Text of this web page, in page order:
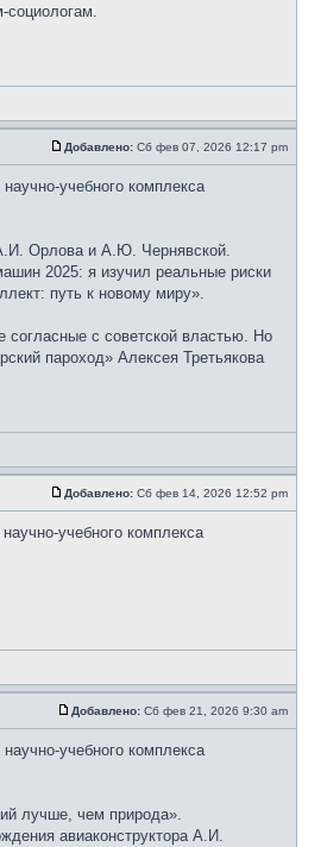
Добавлено: Сб фев 07, 2026 12:17 pm
учебного комплекса
Орлова и А.Ю. Чернявской.
2025: я изучил реальные риски
путь к новому миру».
согласные с советской властью. Но
пароход» Алексея Третьякова
Добавлено: Сб фев 14, 2026 12:52 pm
учебного комплекса
Добавлено: Сб фев 21, 2026 9:30 am
учебного комплекса
лучше, чем природа».
авиаконструктора А.И.